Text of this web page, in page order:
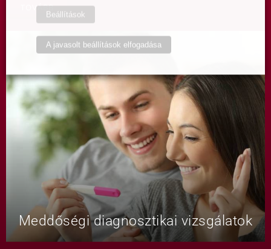
TOVÁBB
Meddőségi diagnosztikai vizsgálatok
Beállítások
A javasolt beállítások elfogadása